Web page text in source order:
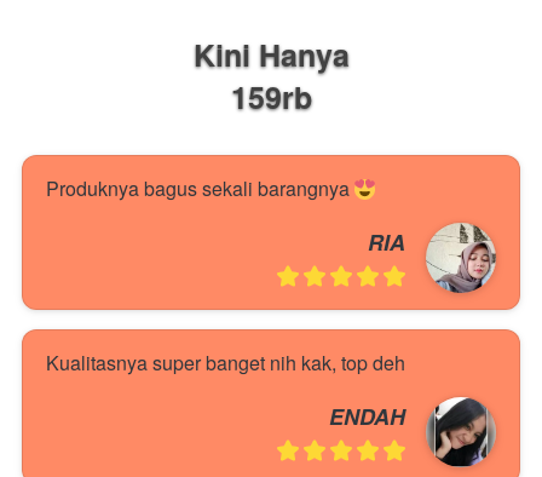
Kini Hanya
159rb
Produknya bagus sekali barangnya
RIA
Kualitasnya super banget nih kak, top deh
ENDAH